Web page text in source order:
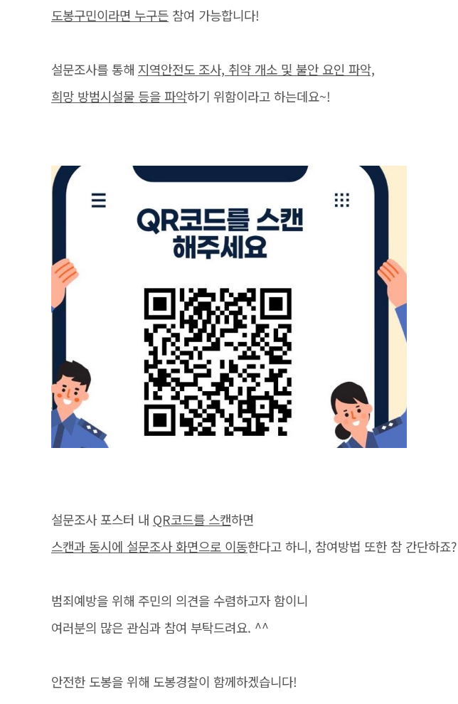
도봉구민이라면 누구든 참여 가능합니다!
설문조사를 통해 지역안전도 조사, 취약 개소 및 불안 요인 파악,
희망 방범시설물 등을 파악하기 위함이라고 하는데요~!
설문조사 포스터 내 QR코드를 스캔하면
스캔과 동시에 설문조사 화면으로 이동한다고 하니, 참여방법 또한 참 간단하죠?
범죄예방을 위해 주민의 의견을 수렴하고자 함이니
여러분의 많은 관심과 참여 부탁드려요. ^^
안전한 도봉을 위해 도봉경찰이 함께하겠습니다!